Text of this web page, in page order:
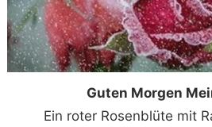
Guten Morgen
Ein roter Rosenblüte mit